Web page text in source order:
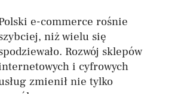
e-commerce rośnie
niż wielu się
Rozwój sklepów
i cyfrowych
zmienił nie tylko